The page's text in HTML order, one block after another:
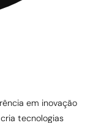
em inovação
tecnologias